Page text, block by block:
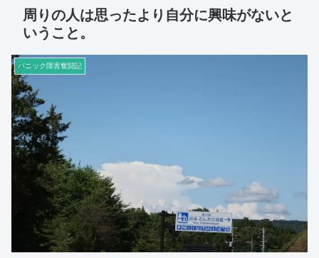
周りの人は思ったより自分に興味がないと
いうこと。
パニック障害奮闘記